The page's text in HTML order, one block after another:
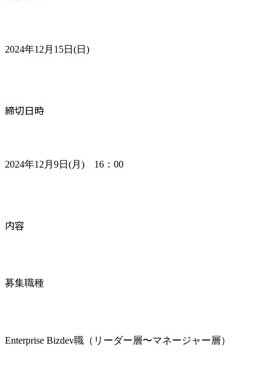
2024年12月15日(日)
締切日時
2024年12月9日(月)　16：00
内容
募集職種
Enterprise Bizdev職（リーダー層〜マネージャー層）